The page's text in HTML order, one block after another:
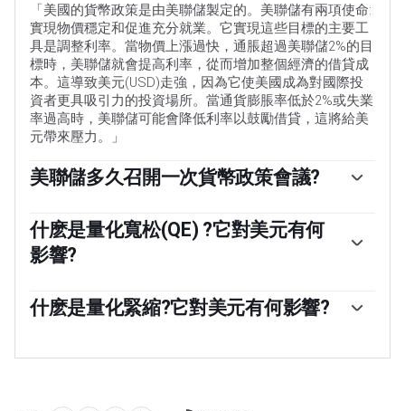
「美國的貨幣政策是由美聯儲製定的。美聯儲有兩項使命:
實現物價穩定和促進充分就業。它實現這些目標的主要工
具是調整利率。當物價上漲過快，通脹超過美聯儲2%的目
標時，美聯儲就會提高利率，從而增加整個經濟的借貸成
本。這導致美元(USD)走強，因為它使美國成為對國際投
資者更具吸引力的投資場所。當通貨膨脹率低於2%或失業
率過高時，美聯儲可能會降低利率以鼓勵借貸，這將給美
元帶來壓力。」
美聯儲多久召開一次貨幣政策會議?
(FOMC)評估經濟狀況並做出貨幣政策決定。聯邦公開市場
委員會由12名美聯儲官員參加，其中包括7名理事會成
員、紐約聯邦儲備銀行行長，以及其余11名地區儲備銀行
流擔任。」
什麽是量化寬松(QE) ?它對美元有何
影響?
量化寬松是美聯儲在陷入困境的金融體系中大幅增加信貸
流動的過程。這是一種非標準的政策措施，在危機或通脹
器。它涉及到美聯儲印刷更多的美元，並用這些美元從金
什麽是量化緊縮?它對美元有何影響?
融機構購買債券，不再將其持有的到期債券的本金再投資